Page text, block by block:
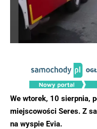
We wtorek, 10 sierpnia,
miejscowości Seres. Z
na wyspie Evia.